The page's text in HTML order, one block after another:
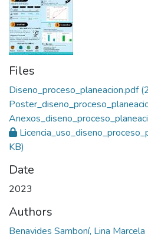
Files
Diseno_proceso_planeacion.pdf
KB)
Date
2023
Authors
Benavides Samboní, Lina Marcela